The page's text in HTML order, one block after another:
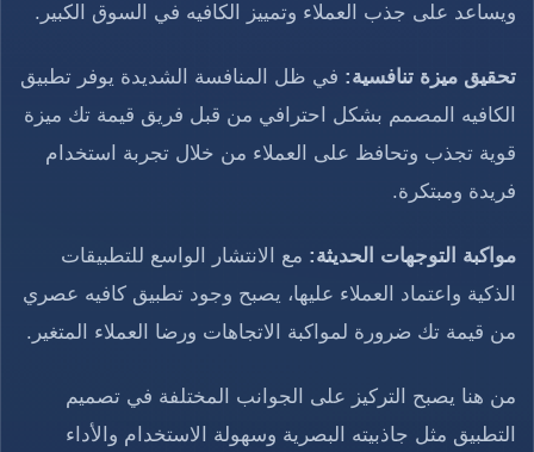
ويساعد على جذب العملاء وتمييز الكافيه في السوق الكبير.
تحقيق ميزة تنافسية: في ظل المنافسة الشديدة يوفر تطبيق
الكافيه المصمم بشكل احترافي من قبل فريق قيمة تك ميزة
قوية تجذب وتحافظ على العملاء من خلال تجربة استخدام
فريدة ومبتكرة.
مواكبة التوجهات الحديثة: مع الانتشار الواسع للتطبيقات
الذكية واعتماد العملاء عليها، يصبح وجود تطبيق كافيه عصري
من قيمة تك ضرورة لمواكبة الاتجاهات ورضا العملاء المتغير.
من هنا يصبح التركيز على الجوانب المختلفة في تصميم
التطبيق مثل جاذبيته البصرية وسهولة الاستخدام والأداء